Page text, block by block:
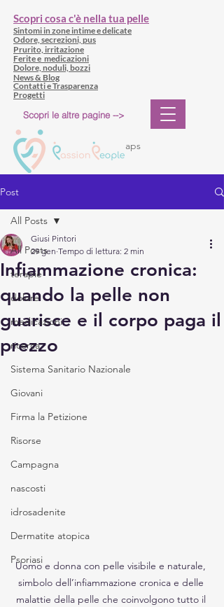
Scopri cosa c'è nella tua pelle
Sintomi in zone intime e delicate
Odore, secrezioni, pus
Prurito, irritazione
Ferite e medicazioni
Dolore, noduli, bozzi
Progetti
News & Blog
Contatti e Trasparenza
aps
Scopri le altre pagine -->
Post
All Posts
terapie
dolore
medicazioni
ricerca
Sistema Sanitario Nazionale
Giovani
Firma la Petizione
Risorse
Campagna
nascosti
idrosadenite
Dermatite atopica
Psoriasi
All Posts
Infiammazione cronica:
quando la pelle non
guarisce e il corpo paga il
prezzo
Giusi Pintori
29 gen Tempo di lettura: 2 min
Uomo e donna con pelle visibile e naturale,
simbolo dell’infiammazione cronica e delle
malattie della pelle che coinvolgono tutto il